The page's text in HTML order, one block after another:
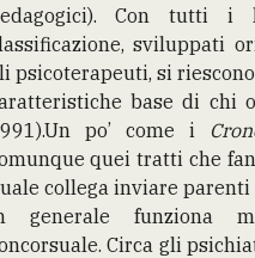
Con tutti
sviluppati
psicoterapeuti, si
base di chi
po’ come i
quei tratti che
collega inviare parenti
generale funziona
Circa gli